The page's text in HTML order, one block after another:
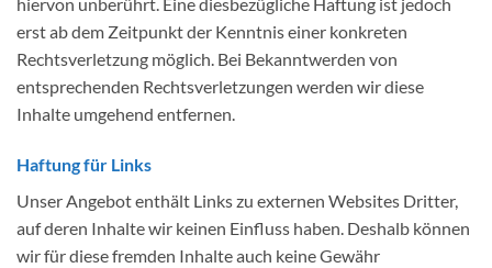
hiervon unberührt. Eine diesbezügliche Haftung ist jedoch
erst ab dem Zeitpunkt der Kenntnis einer konkreten
Rechtsverletzung möglich. Bei Bekanntwerden von
entsprechenden Rechtsverletzungen werden wir diese
Inhalte umgehend entfernen.
Haftung für Links
Unser Angebot enthält Links zu externen Websites Dritter,
auf deren Inhalte wir keinen Einfluss haben. Deshalb können
wir für diese fremden Inhalte auch keine Gewähr